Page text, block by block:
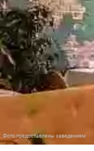
Фото предоставлены заведением